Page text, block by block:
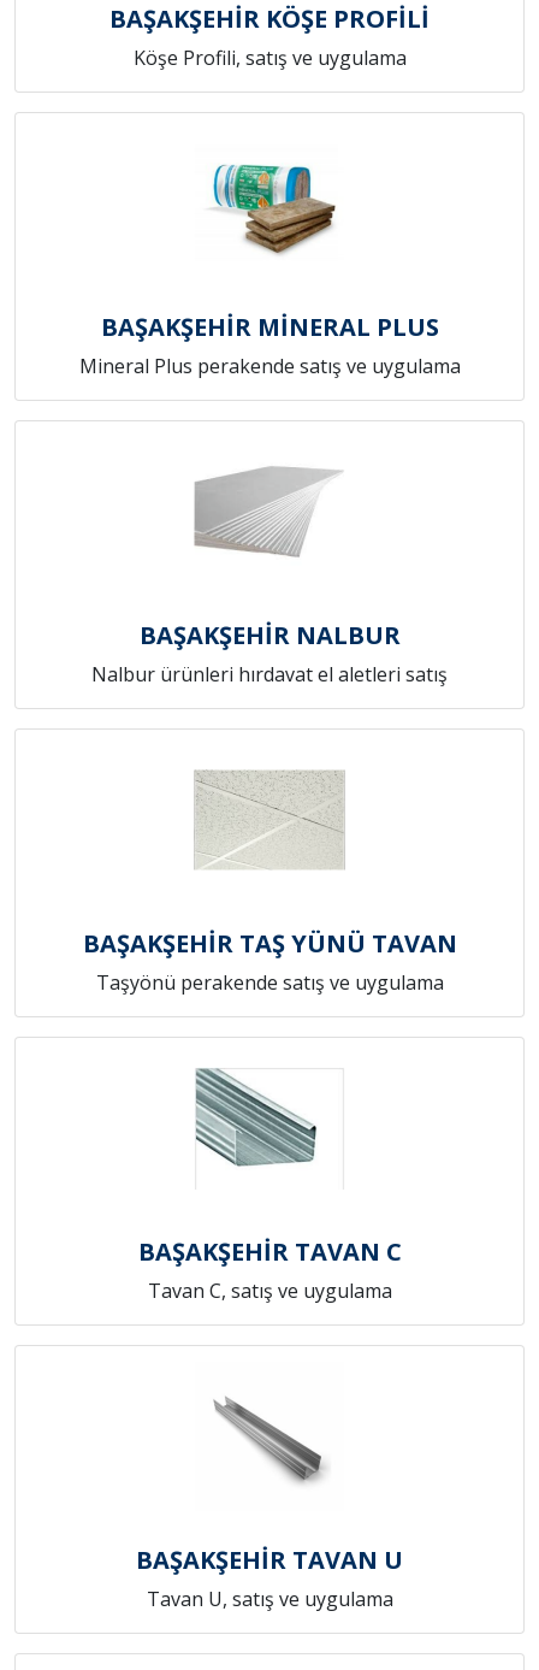
BAŞAKŞEHİR KÖŞE PROFİLİ
Köşe Profili, satış ve uygulama
BAŞAKŞEHİR MİNERAL PLUS
Mineral Plus perakende satış ve uygulama
BAŞAKŞEHİR NALBUR
Nalbur ürünleri hırdavat el aletleri satış
BAŞAKŞEHİR TAŞ YÜNÜ TAVAN
Taşyönü perakende satış ve uygulama
BAŞAKŞEHİR TAVAN C
Tavan C, satış ve uygulama
BAŞAKŞEHİR TAVAN U
Tavan U, satış ve uygulama